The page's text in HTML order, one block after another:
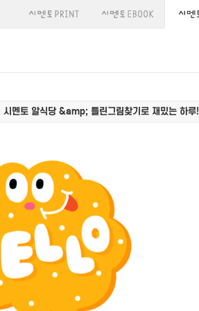
시멘토 알식당 &amp; 틀린그림찾기로 재밌는 하루!